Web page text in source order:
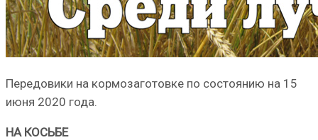
Передовики на кормозаготовке по состоянию на 15
июня 2020 года.
НА КОСЬБЕ